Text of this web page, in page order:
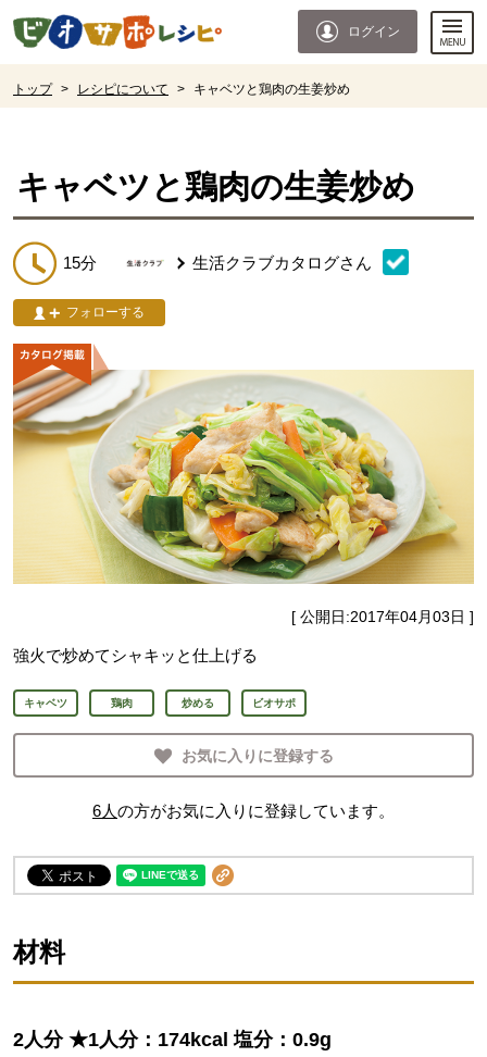
ページの先頭です。
ログイン
トップ > レシピについて > キャベツと鶏肉の生姜炒め
キャベツと鶏肉の生姜炒め
15分 生活クラブカタログさん
フォローする
[ 公開日:2017年04月03日 ]
強火で炒めてシャキッと仕上げる
キャベツ 鶏肉 炒める ビオサポ
お気に入りに登録する
6人の方がお気に入りに登録しています。
材料
2人分 ★1人分：174kcal 塩分：0.9g